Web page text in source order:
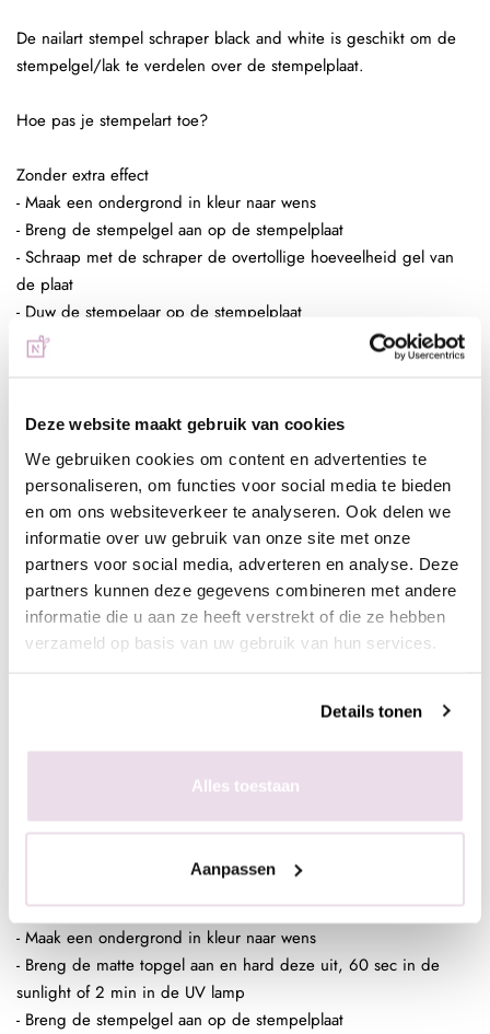
Deze website maakt gebruik van cookies
We gebruiken cookies om content en advertenties te
personaliseren, om functies voor social media te bieden
en om ons websiteverkeer te analyseren. Ook delen we
informatie over uw gebruik van onze site met onze
partners voor social media, adverteren en analyse. Deze
partners kunnen deze gegevens combineren met andere
informatie die u aan ze heeft verstrekt of die ze hebben
verzameld op basis van uw gebruik van hun services.
Details tonen
Alles toestaan
Aanpassen
De nailart stempel schraper black and white is geschikt om de
stempelgel/lak te verdelen over de stempelplaat.
Hoe pas je stempelart toe?
Zonder extra effect
- Maak een ondergrond in kleur naar wens
- Breng de stempelgel aan op de stempelplaat
- Schraap met de schraper de overtollige hoeveelheid gel van
de plaat
- Duw de stempelaar op de stempelplaat
- Plaats de stempelaar op de nagel
- Hard de gel uit, 60 sec in de sunlight of 2 min in de UV lamp
bijvoorbeeld de Next Topgel
Ingepoetst met pigmenten
- Maak een ondergrond in kleur naar wens
- Breng de matte topgel aan en hard deze uit, 60 sec in de
sunlight of 2 min in de UV lamp
- Breng de stempelgel aan op de stempelplaat
- Schraap met de schraper de overtollige hoeveelheid gel van
de plaat
- Hard de gel uit, 60 sec in de sunlight of 2 min in de UV lamp
- Poets het gewenste pigment met de fluffy brush in de plaklaag
- Breng een topcoat aan naar wens en hard deze uit,
bijvoorbeeld de Next Topgel
Folie design op stempelgel
- Maak een ondergrond in kleur naar wens
- Breng de matte topgel aan en hard deze uit, 60 sec in de
sunlight of 2 min in de UV lamp
- Breng de stempelgel aan op de stempelplaat